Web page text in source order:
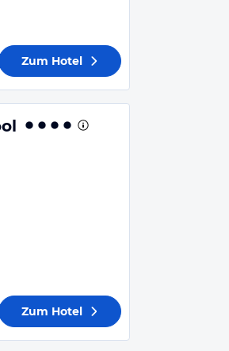
Zum Hotel
Zum Hotel